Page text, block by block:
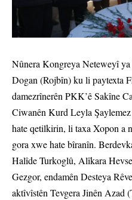
Nûnera Kongreya Neteweyî
Dogan (Rojbîn) ku li paytexta
damezrînerên PKK’ê Sakîne
Ciwanên Kurd Leyla
hate qetilkirin, li taxa Xopon a
gora xwe hate bîranîn.
Halîde Turkoglû, Alîkara
Gezgor, endamên Desteya
aktîvîstên Tevgera Jinên Azad